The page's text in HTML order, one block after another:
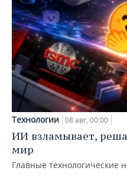
Технологии 08 авг, 00:00
ИИ взламывает,
мир
Главные технологические